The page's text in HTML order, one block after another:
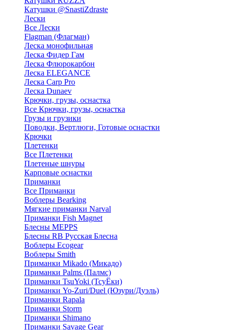
Катушки @SnastiZdraste
Лески
Все Лески
Flagman (Флагман)
Леска монофильная
Леска Фидер Гам
Леска Флюрокарбон
Леска ELEGANCE
Леска Carp Pro
Леска Dunaev
Крючки, грузы, оснастка
Все Крючки, грузы, оснастка
Грузы и грузики
Поводки, Вертлюги, Готовые оснастки
Крючки
Плетенки
Все Плетенки
Плетеные шнуры
Карповые оснастки
Приманки
Все Приманки
Воблеры Bearking
Мягкие приманки Narval
Приманки Fish Magnet
Блесны MEPPS
Блесны RB Русская Блесна
Воблеры Ecogear
Воблеры Smith
Приманки Mikado (Микадо)
Приманки Palms (Палмс)
Приманки TsuYoki (ТсуЁки)
Приманки Yo-Zuri/Duel (Юзури/Дуэль)
Приманки Rapala
Приманки Storm
Приманки Shimano
Приманки Savage Gear